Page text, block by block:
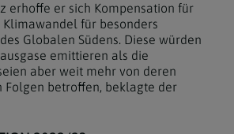
erhoffe er sich Kompensation für
Klimawandel für besonders
Globalen Südens. Diese würden
emittieren als die
aber weit mehr von deren
Folgen betroffen, beklagte der